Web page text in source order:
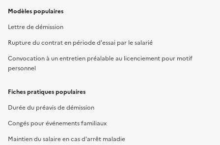
Modèles populaires
Lettre de démission
Rupture du contrat en période d'essai par le salarié
Convocation à un entretien préalable au licenciement pour motif
personnel
Fiches pratiques populaires
Durée du préavis de démission
Congés pour événements familiaux
Maintien du salaire en cas d'arrêt maladie